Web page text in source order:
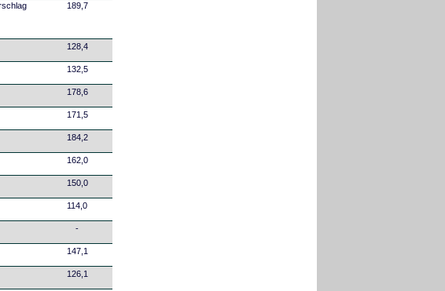
189,7
128,4
132,5
178,6
171,5
184,2
162,0
150,0
114,0
-
147,1
126,1